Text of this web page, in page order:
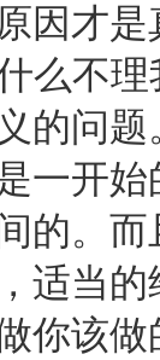
才是
么不
的问
一开
的。
适当
该做